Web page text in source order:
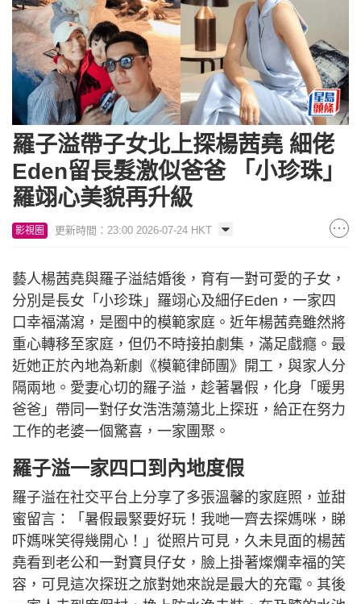
羅子溢帶子女北上探楊茜堯 細佬
Eden留長髮激似爸爸 「小珍珠」
羅翊心美貌再升級
影視圈 更新時間：23:00 2026-07-24 HKT
藝人楊茜堯與羅子溢結婚後，育有一對可愛的子女，
分別是長女「小珍珠」羅翊心及細仔Eden，一家四
口幸福滿瀉，是圈中的模範家庭。近年楊茜堯雖然將
重心轉移至家庭，但仍不時接拍劇集，滿足戲癮。最
近她正於內地為新劇《模範律師團》開工，與家人分
隔兩地。愛妻心切的羅子溢，趁著暑假，化身「暖男
爸爸」帶同一對仔女浩浩蕩蕩北上探班，給正在努力
工作的老婆一個驚喜，一家團聚。
羅子溢一家四口到內地度假
羅子溢在社交平台上分享了多張溫馨的家庭照，並甜
蜜留言：「暑假最緊要好玩！我哋一齊去探媽咪，睇
吓媽咪笑得幾開心！」從照片可見，久未見面的楊茜
堯看到老公和一對寶貝仔女，臉上掛著燦爛幸福的笑
容，可見這次探班之旅對她來說是最大的充電。其後